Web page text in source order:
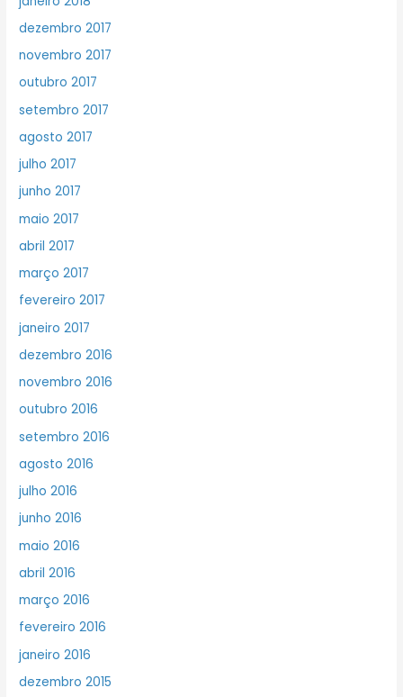
dezembro 2017
novembro 2017
outubro 2017
setembro 2017
agosto 2017
julho 2017
junho 2017
maio 2017
abril 2017
março 2017
fevereiro 2017
janeiro 2017
dezembro 2016
novembro 2016
outubro 2016
setembro 2016
agosto 2016
julho 2016
junho 2016
maio 2016
abril 2016
março 2016
fevereiro 2016
janeiro 2016
dezembro 2015